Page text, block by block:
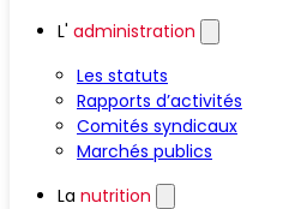
L' administration
Les statuts
Rapports d’activités
Comités syndicaux
Marchés publics
La nutrition